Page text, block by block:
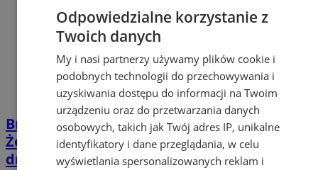
Brutalny rozbój na osiedlu 700-lecia w
Żorach. Sprawcy zatrzymani po dwóch
dniach
Odpowiedzialne korzystanie z
Twoich danych
My i nasi partnerzy używamy plików cookie i
podobnych technologii do przechowywania i
uzyskiwania dostępu do informacji na Twoim
urządzeniu oraz do przetwarzania danych
osobowych, takich jak Twój adres IP, unikalne
identyfikatory i dane przeglądania, w celu
wyświetlania spersonalizowanych reklam i